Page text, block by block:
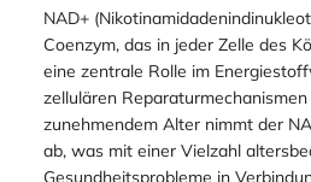
https://www.ganzimmun.de/
N0062_001.pdf
******
NAD+
Coenzym, das in jeder Zelle des